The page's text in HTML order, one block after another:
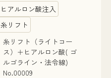
ヒアルロン酸注入
糸リフト
糸リフト（ライトコー
ス）＋ヒアルロン酸( ゴ
ルゴライン・法令線)
No.00009